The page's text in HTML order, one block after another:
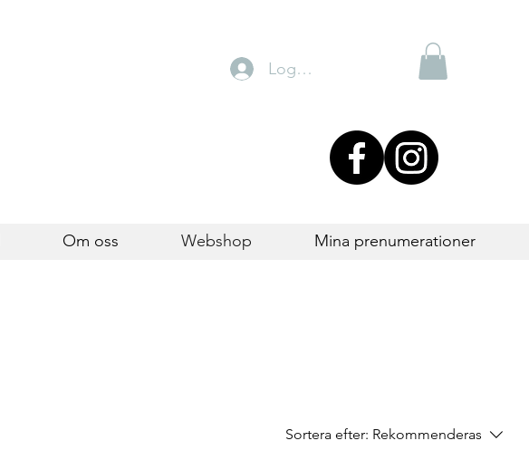
Logga in
Om oss Webshop Mina prenumerationer
Sortera efter: Rekommenderas